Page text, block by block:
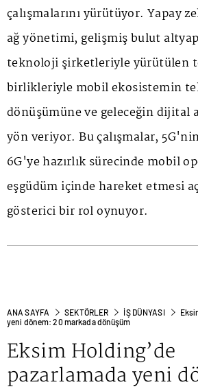
çalışmalarını yürütüyor. Yapay
ağ yönetimi, gelişmiş bulut
teknoloji şirketleriyle yürütülen
birlikleriyle mobil ekosistemin
dönüşümüne ve geleceğin dijital
yön veriyor. Bu çalışmalar,
6G'ye hazırlık sürecinde mobil
eşgüdüm içinde hareket etmesi
gösterici bir rol oynuyor.
ANA SAYFA SEKTÖRLER İŞ DÜNYASI
yeni dönem: 20 markada dönüşüm
Eksim Holding’de
pazarlamada yeni